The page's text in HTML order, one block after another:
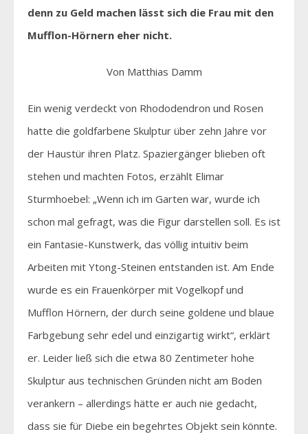
denn zu Geld machen lässt sich die Frau mit den
Mufflon-Hörnern eher nicht.
Von Matthias Damm
Ein wenig verdeckt von Rhododendron und Rosen
hatte die goldfarbene Skulptur über zehn Jahre vor
der Haustür ihren Platz. Spaziergänger blieben oft
stehen und machten Fotos, erzählt Elimar
Sturmhoebel: „Wenn ich im Garten war, wurde ich
schon mal gefragt, was die Figur darstellen soll. Es ist
ein Fantasie-Kunstwerk, das völlig intuitiv beim
Arbeiten mit Ytong-Steinen entstanden ist. Am Ende
wurde es ein Frauenkörper mit Vogelkopf und
Mufflon Hörnern, der durch seine goldene und blaue
Farbgebung sehr edel und einzigartig wirkt“, erklärt
er. Leider ließ sich die etwa 80 Zentimeter hohe
Skulptur aus technischen Gründen nicht am Boden
verankern – allerdings hätte er auch nie gedacht,
dass sie für Diebe ein begehrtes Objekt sein könnte.